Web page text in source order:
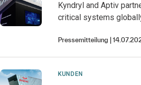
Kyndryl and Aptiv
critical systems
Pressemitteilung
KUNDEN